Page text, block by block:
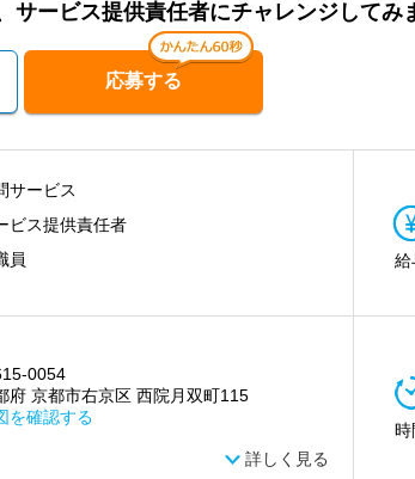
サービス提供責任者にチャレンジしてみ
応募する
サービス
ビス提供責任者
員 給
0054
府 京都市右京区 西院月双町115
を確認する
詳しく見る
時